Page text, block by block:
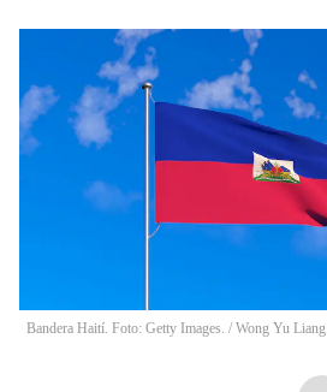
Bandera Haití. Foto: Getty Images. / Wong Yu Liang